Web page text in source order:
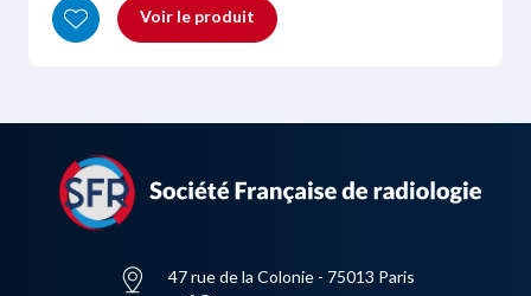
Voir le produit
47 rue de la Colonie - 75013 Paris